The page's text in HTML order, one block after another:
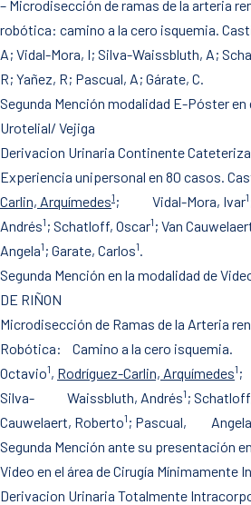
– Microdisección de ramas de la arteria
robótica: camino a la cero isquemia.
A; Vidal-Mora, I; Silva-Waissbluth, A;
R; Yañez, R; Pascual, A; Gárate, C.
Segunda Mención modalidad E-Póster en
Urotelial/ Vejiga
Derivacion Urinaria Continente
Experiencia unipersonal en 80 casos.
Carlin, Arquímedes1 ; Vidal-Mora, Ivar1
Andrés1 ; Schatloff, Oscar1 ; Van
Angela1 ; Garate, Carlos1.
Segunda Mención en la modalidad de
DE RIÑON
Microdisección de Ramas de la Arteria
Robótica: Camino a la cero isquemia.
Octavio1, Rodríguez-Carlin, Arquímedes1 ;
Silva- Waissbluth, Andrés1 ;
Cauwelaert, Roberto1 ; Pascual, Angela
Segunda Mención ante su presentación
Video en el área de Cirugía Mínimamente
Derivacion Urinaria Totalmente